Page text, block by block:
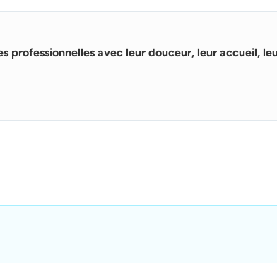
professionnelles avec leur douceur, leur accueil,